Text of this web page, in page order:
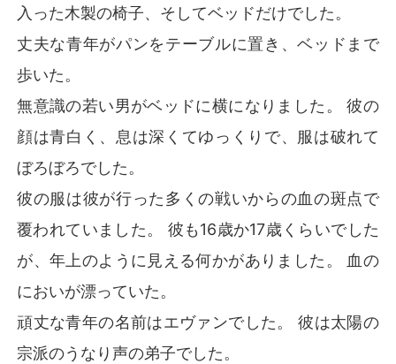
入った木製の椅子、そしてベッドだけでした。
丈夫な青年がパンをテーブルに置き、ベッドまで
歩いた。
無意識の若い男がベッドに横になりました。 彼の
顔は青白く、息は深くてゆっくりで、服は破れて
ぼろぼろでした。
彼の服は彼が行った多くの戦いからの血の斑点で
覆われていました。 彼も16歳か17歳くらいでした
が、年上のように見える何かがありました。 血の
においが漂っていた。
頑丈な青年の名前はエヴァンでした。 彼は太陽の
宗派のうなり声の弟子でした。